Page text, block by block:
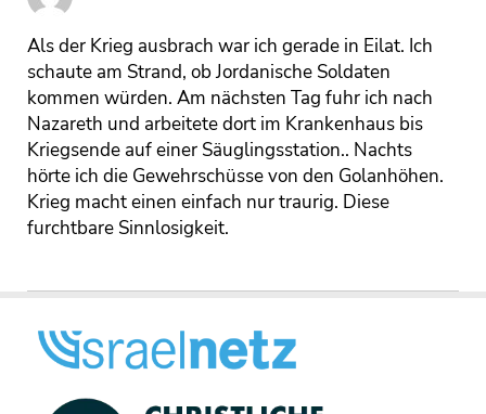
Als der Krieg ausbrach war ich gerade in Eilat. Ich
schaute am Strand, ob Jordanische Soldaten
kommen würden. Am nächsten Tag fuhr ich nach
Nazareth und arbeitete dort im Krankenhaus bis
Kriegsende auf einer Säuglingsstation.. Nachts
hörte ich die Gewehrschüsse von den Golanhöhen.
Krieg macht einen einfach nur traurig. Diese
furchtbare Sinnlosigkeit.